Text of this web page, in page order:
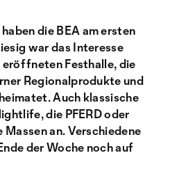
die BEA am ersten
war das Interesse
eröffneten Festhalle, die
Regionalprodukte und
Auch klassische
die PFERD oder
an. Verschiedene
der Woche noch auf